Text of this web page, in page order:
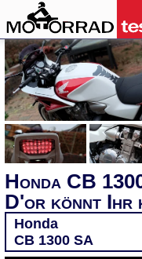
Honda CB
D'or könnt Ihr
Honda
CB 1300 SA